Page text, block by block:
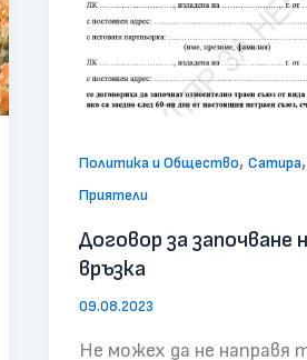
Политика и Общество, Сатира,
Приятели
Договор за започване
връзка
09.08.2023
Не можех да не направя